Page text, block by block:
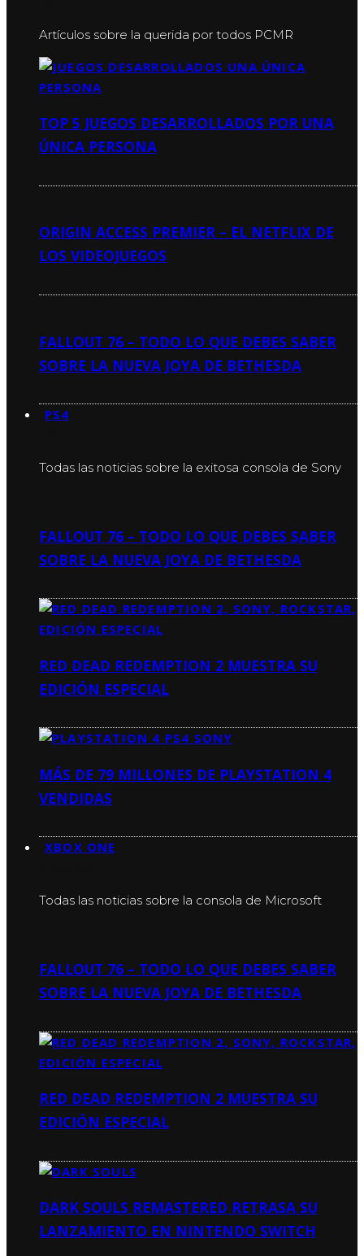
Artículos sobre la querida por todos PCMR
TOP 5 JUEGOS DESARROLLADOS POR UNA
ÚNICA PERSONA
ORIGIN ACCESS PREMIER – EL NETFLIX DE
LOS VIDEOJUEGOS
FALLOUT 76 – TODO LO QUE DEBES SABER
SOBRE LA NUEVA JOYA DE BETHESDA
PS4
Todas las noticias sobre la exitosa consola de Sony
FALLOUT 76 – TODO LO QUE DEBES SABER
SOBRE LA NUEVA JOYA DE BETHESDA
RED DEAD REDEMPTION 2 MUESTRA SU
EDICIÓN ESPECIAL
MÁS DE 79 MILLONES DE PLAYSTATION 4
VENDIDAS
XBOX ONE
Todas las noticias sobre la consola de Microsoft
FALLOUT 76 – TODO LO QUE DEBES SABER
SOBRE LA NUEVA JOYA DE BETHESDA
RED DEAD REDEMPTION 2 MUESTRA SU
EDICIÓN ESPECIAL
DARK SOULS REMASTERED RETRASA SU
LANZAMIENTO EN NINTENDO SWITCH